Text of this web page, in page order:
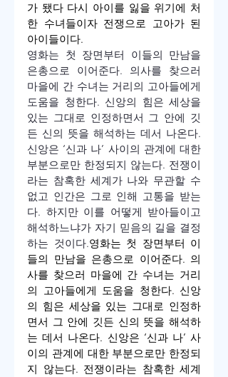
가 됐다 다시 아이를 잃을 위기에 처
한 수녀들이자 전쟁으로 고아가 된
아이들이다.
영화는 첫 장면부터 이들의 만남을
은총으로 이어준다. 의사를 찾으러
마을에 간 수녀는 거리의 고아들에게
도움을 청한다. 신앙의 힘은 세상을
있는 그대로 인정하면서 그 안에 깃
든 신의 뜻을 해석하는 데서 나온다.
신앙은 ‘신과 나’ 사이의 관계에 대한
부분으로만 한정되지 않는다. 전쟁이
라는 참혹한 세계가 나와 무관할 수
없고 인간은 그로 인해 고통을 받는
다. 하지만 이를 어떻게 받아들이고
해석하느냐가 자기 믿음의 길을 결정
하는 것이다.영화는 첫 장면부터 이
들의 만남을 은총으로 이어준다. 의
사를 찾으러 마을에 간 수녀는 거리
의 고아들에게 도움을 청한다. 신앙
의 힘은 세상을 있는 그대로 인정하
면서 그 안에 깃든 신의 뜻을 해석하
는 데서 나온다. 신앙은 ‘신과 나’ 사
이의 관계에 대한 부분으로만 한정되
지 않는다. 전쟁이라는 참혹한 세계